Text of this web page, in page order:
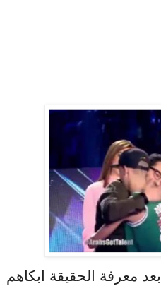
معرفة الحقيقة ابكاهم